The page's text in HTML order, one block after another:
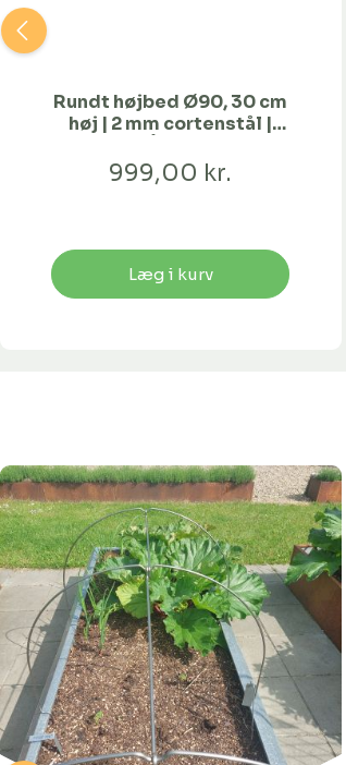
Rundt højbed Ø90, 30 cm
høj | 2 mm cortenstål |
999,00 kr.
Læg i kurv